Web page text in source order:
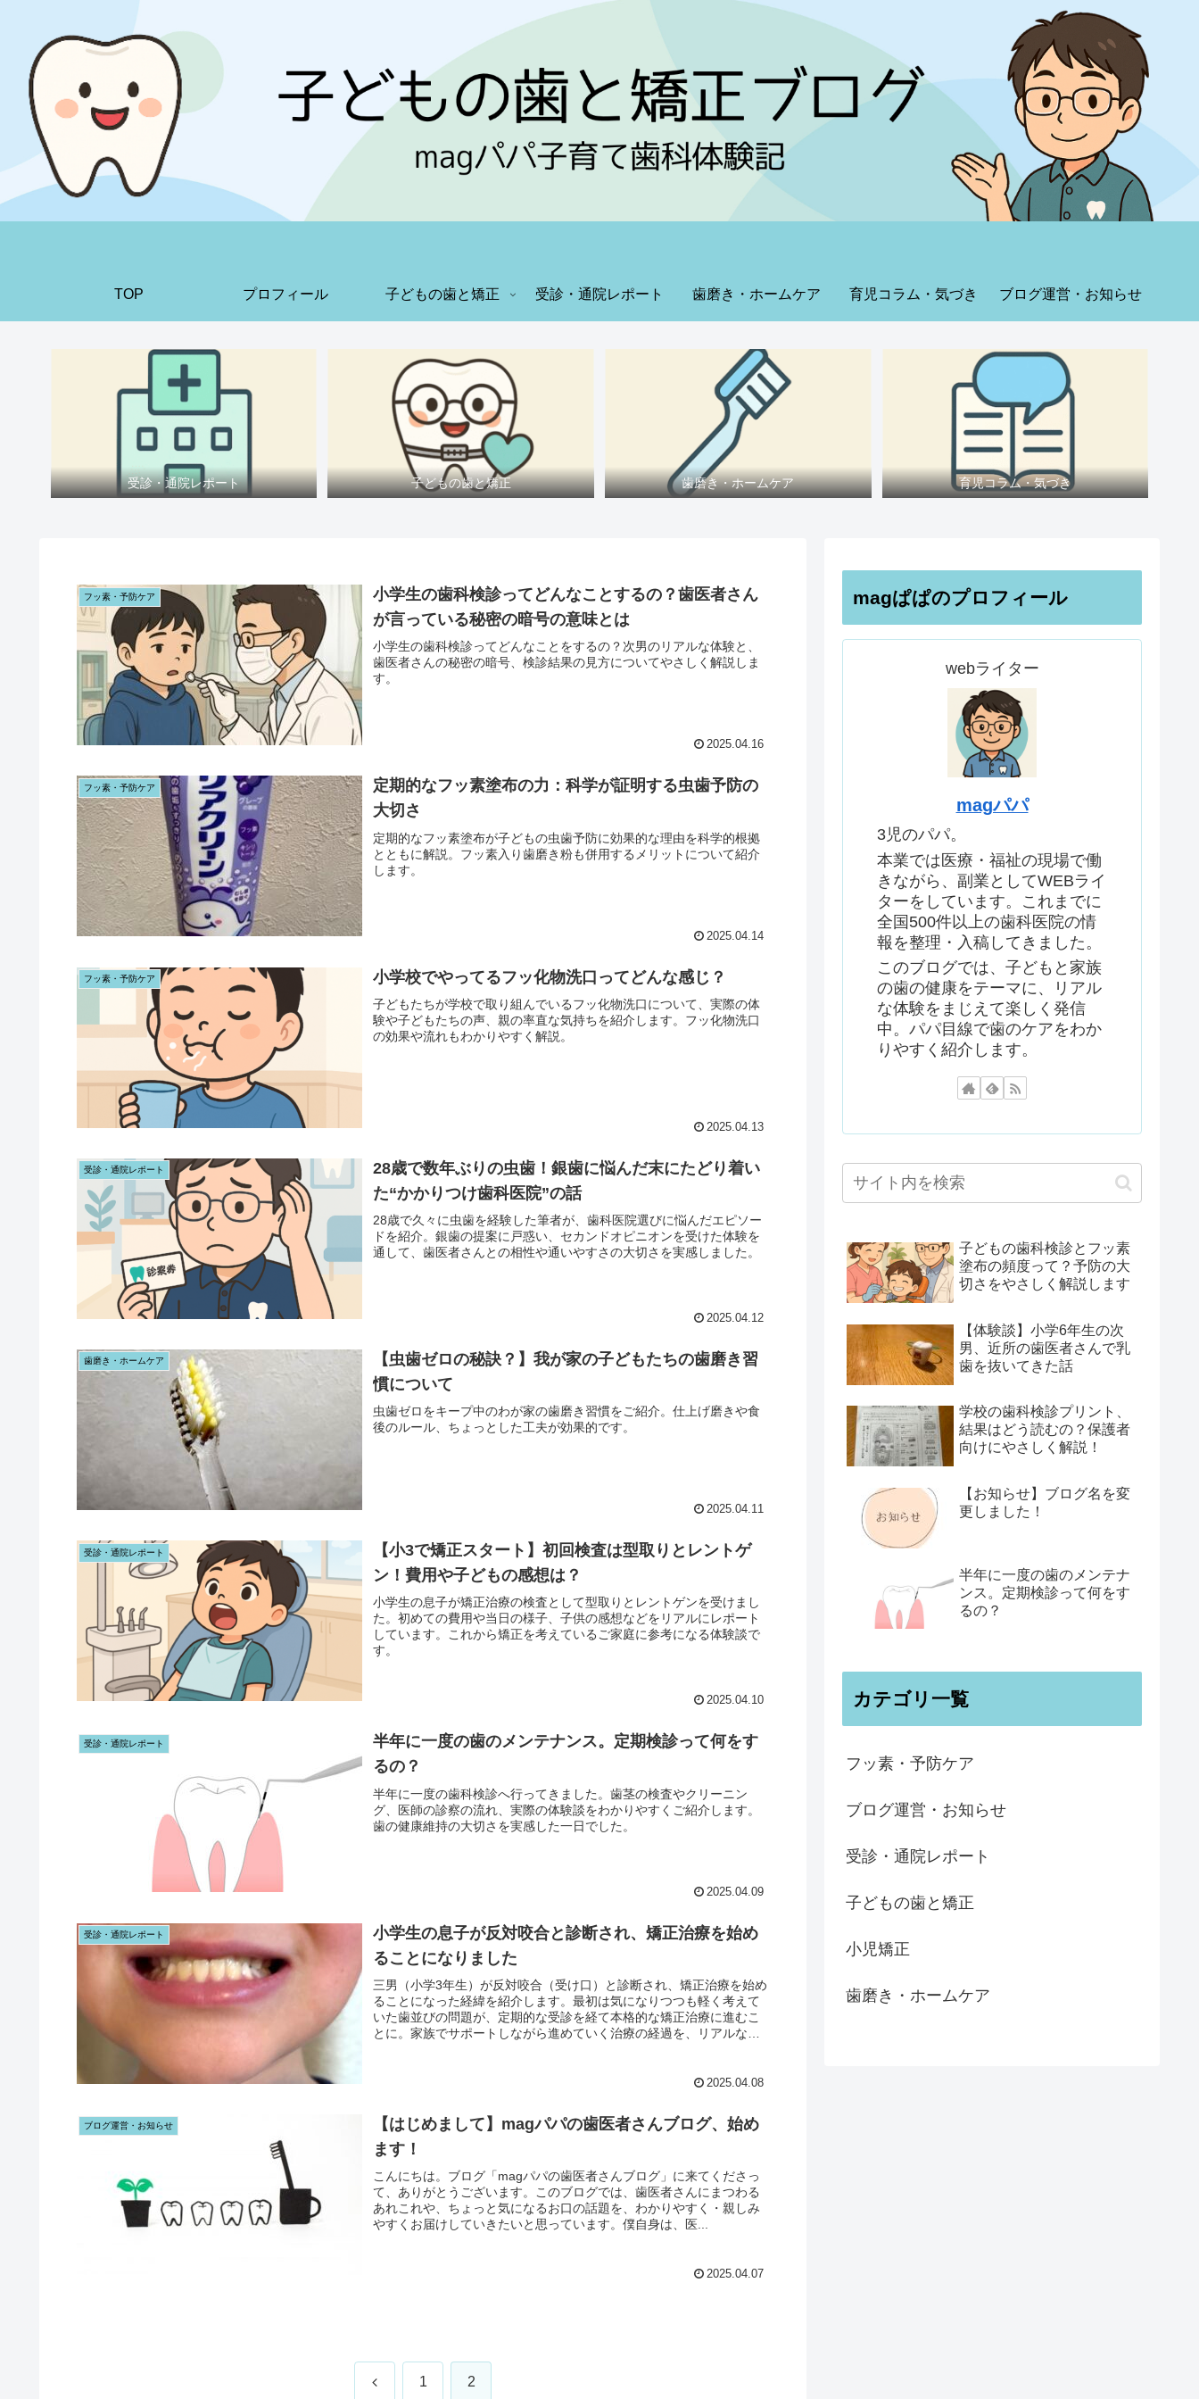
TOP プロフィール 子どもの歯と矯正 受診・通院レポート 歯磨き・ホームケア 育児コラム・気づき ブログ運営・お知らせ
受診・通院レポート 子どもの歯と矯正 歯磨き・ホームケア 育児コラム・気づき
フッ素・予防ケア
小学生の歯科検診ってどんなことするの？歯医者さん
が言っている秘密の暗号の意味とは
小学生の歯科検診ってどんなことをするの？次男のリアルな体験と、
歯医者さんの秘密の暗号、検診結果の見方についてやさしく解説しま
す。
2025.04.16
フッ素・予防ケア
定期的なフッ素塗布の力：科学が証明する虫歯予防の
大切さ
定期的なフッ素塗布が子どもの虫歯予防に効果的な理由を科学的根拠
とともに解説。フッ素入り歯磨き粉も併用するメリットについて紹介
します。
2025.04.14
フッ素・予防ケア 小学校でやってるフッ化物洗口ってどんな感じ？
子どもたちが学校で取り組んでいるフッ化物洗口について、実際の体
験や子どもたちの声、親の率直な気持ちを紹介します。フッ化物洗口
の効果や流れもわかりやすく解説。
2025.04.13
受診・通院レポート
28歳で数年ぶりの虫歯！銀歯に悩んだ末にたどり着い
た“かかりつけ歯科医院”の話
28歳で久々に虫歯を経験した筆者が、歯科医院選びに悩んだエピソー
ドを紹介。銀歯の提案に戸惑い、セカンドオピニオンを受けた体験を
通して、歯医者さんとの相性や通いやすさの大切さを実感しました。
2025.04.12
歯磨き・ホームケア
【虫歯ゼロの秘訣？】我が家の子どもたちの歯磨き習
慣について
虫歯ゼロをキープ中のわが家の歯磨き習慣をご紹介。仕上げ磨きや食
後のルール、ちょっとした工夫が効果的です。
2025.04.11
受診・通院レポート
【小3で矯正スタート】初回検査は型取りとレントゲ
ン！費用や子どもの感想は？
小学生の息子が矯正治療の検査として型取りとレントゲンを受けまし
た。初めての費用や当日の様子、子供の感想などをリアルにレポート
しています。これから矯正を考えているご家庭に参考になる体験談で
す。
2025.04.10
受診・通院レポート
半年に一度の歯のメンテナンス。定期検診って何をす
るの？
半年に一度の歯科検診へ行ってきました。歯茎の検査やクリーニン
グ、医師の診察の流れ、実際の体験談をわかりやすくご紹介します。
歯の健康維持の大切さを実感した一日でした。
2025.04.09
受診・通院レポート
小学生の息子が反対咬合と診断され、矯正治療を始め
ることになりました
三男（小学3年生）が反対咬合（受け口）と診断され、矯正治療を始め
ることになった経緯を紹介します。最初は気になりつつも軽く考えて
いた歯並びの問題が、定期的な受診を経て本格的な矯正治療に進むこ
とに。家族でサポートしながら進めていく治療の経過を、リアルな視
2025.04.08
ブログ運営・お知らせ
【はじめまして】magパパの歯医者さんブログ、始め
ます！
こんにちは。ブログ「magパパの歯医者さんブログ」に来てくださっ
て、ありがとうございます。このブログでは、歯医者さんにまつわる
あれこれや、ちょっと気になるお口の話題を、わかりやすく・親しみ
やすくお届けしていきたいと思っています。僕自身は、医...
2025.04.07
前 1 2
magぱぱのプロフィール
webライター
magパパ
3児のパパ。
本業では医療・福祉の現場で働
きながら、副業としてWEBライ
ターをしています。これまでに
全国500件以上の歯科医院の情
報を整理・入稿してきました。
このブログでは、子どもと家族
の歯の健康をテーマに、リアル
な体験をまじえて楽しく発信
中。パパ目線で歯のケアをわか
りやすく紹介します。
子どもの歯科検診とフッ素
塗布の頻度って？予防の大
切さをやさしく解説します
【体験談】小学6年生の次
男、近所の歯医者さんで乳
歯を抜いてきた話
学校の歯科検診プリント、
結果はどう読むの？保護者
向けにやさしく解説！
【お知らせ】ブログ名を変
更しました！
半年に一度の歯のメンテナ
ンス。定期検診って何をす
るの？
カテゴリ一覧
フッ素・予防ケア
ブログ運営・お知らせ
受診・通院レポート
子どもの歯と矯正
小児矯正
歯磨き・ホームケア